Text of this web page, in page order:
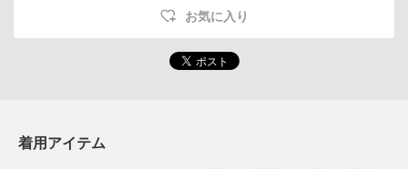
お気に入り
着用アイテム